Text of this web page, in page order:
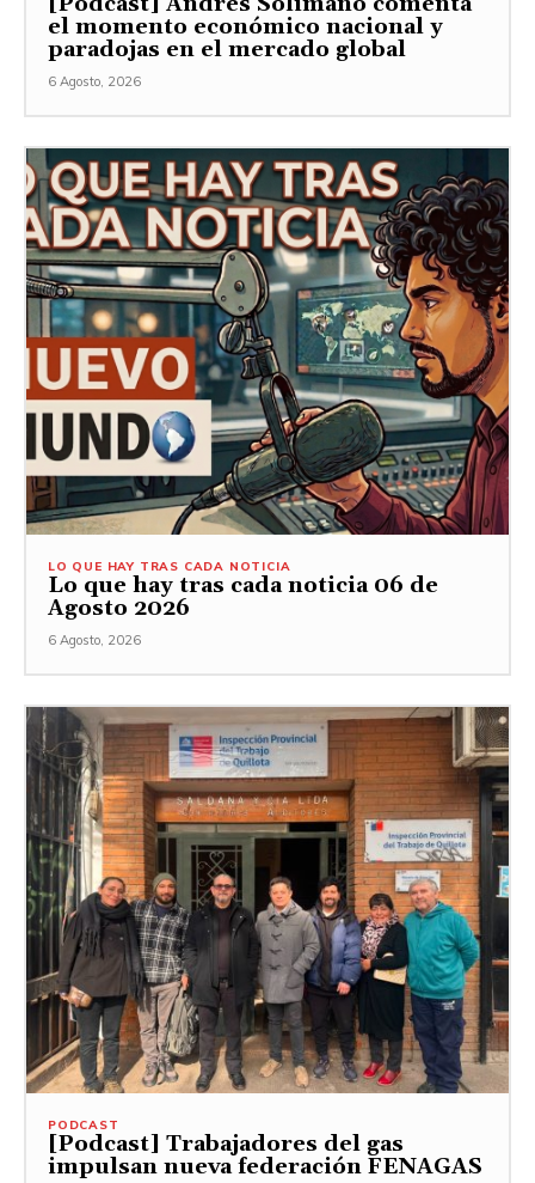
el momento económico nacional y
paradojas en el mercado global
6 Agosto, 2026
LO QUE HAY TRAS CADA NOTICIA
Lo que hay tras cada noticia 06 de
Agosto 2026
6 Agosto, 2026
PODCAST
[Podcast] Trabajadores del gas
impulsan nueva federación FENAGAS